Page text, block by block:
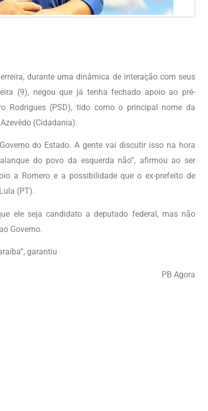
durante uma dinâmica de interação com seus
(9), negou que já tenha fechado apoio ao pré-
Rodrigues (PSD), tido como o principal nome da
(Cidadania).
do Estado. A gente vai discutir isso na hora
do povo da esquerda não”, afirmou ao ser
a Romero e a possibilidade que o ex-prefeito de
(PT).
ele seja candidato a deputado federal, mas não
Governo.
garantiu
PB Agora